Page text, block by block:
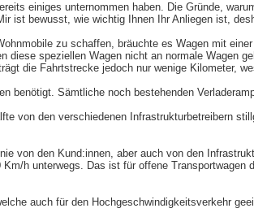
einiges unternommen haben. Die Gründe,
ist bewusst, wie wichtig Ihnen Ihr Anliegen ist,
zu schaffen, bräuchte es Wagen mit
speziellen Wagen nicht an normale Wagen
die Fahrtstrecke jedoch nur wenige Kilometer,
benötigt. Sämtliche noch bestehenden
von den verschiedenen Infrastrukturbetreibern
von den Kund:innen, aber auch von den
h unterwegs. Das ist für offene
auch für den Hochgeschwindigkeitsverkehr